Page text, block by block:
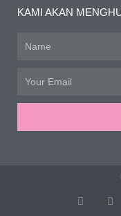
KAMI AKAN
T F